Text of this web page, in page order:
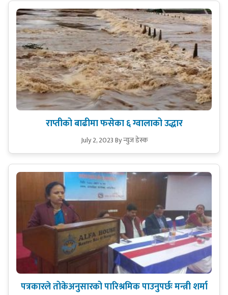
राप्तीको बाढीमा फसेका ६ ग्वालाको उद्धार
July 2, 2023By न्युज डेस्क
पत्रकारले तोकेअनुसारको पारिश्रमिक पाउनुपर्छः मन्त्री शर्मा